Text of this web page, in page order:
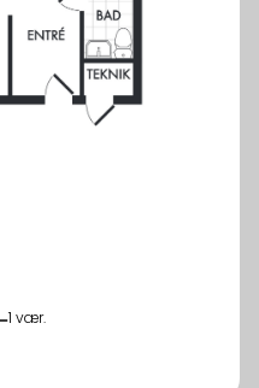
1 vær.